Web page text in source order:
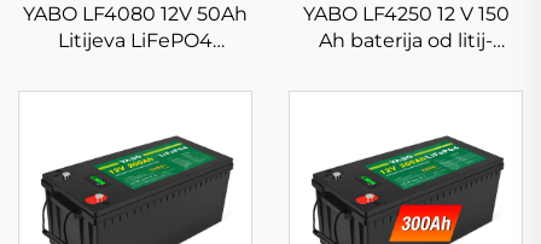
YABO LF4080 12V 50Ah
Litijeva LiFePO4
litij-željezno-fosfatna
kamperima, solarne
vanmrežne sustave
YABO LF4250 12 V 150
Ah baterija od litij-
kvalitete,
litijevih LiFePO4
solarnih baterija s BMS-
om